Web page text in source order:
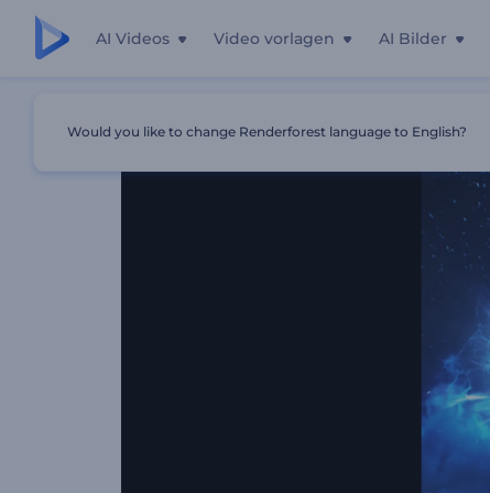
AI Videos Video vorlagen AI Bilder
Would you like to change Renderforest language to English?